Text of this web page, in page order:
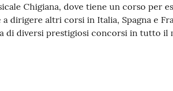
Chigiana, dove tiene un corso per
dirigere altri corsi in Italia, Spagna e
di diversi prestigiosi concorsi in tutto il